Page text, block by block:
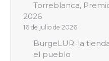
Torreblanca,
2026
16 de julio de 2026
BurgeLUR: la
el pueblo